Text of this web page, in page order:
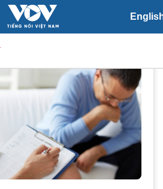
Xã hội
Tin 24h
Dự báo thời tiết
Giáo dục
Dấu ấn VOV
Việc làm
sổ tình yêu